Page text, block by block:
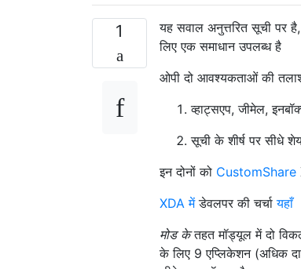
1 यह सवाल अनुत्तरित सूची पर
लिए एक समाधान उपलब्ध है
ओपी दो आवश्यकताओं की
व्हाट्सएप, जीमेल,
सूची के शीर्ष पर सीधे
इन दोनों को CustomShare
XDA मेंडेवलपर की चर्चायहाँ
मोड केतहत मॉड्यूल में दो
के लिए 9 एप्लिकेशन (अधिक